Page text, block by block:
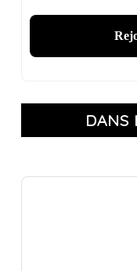
DANS